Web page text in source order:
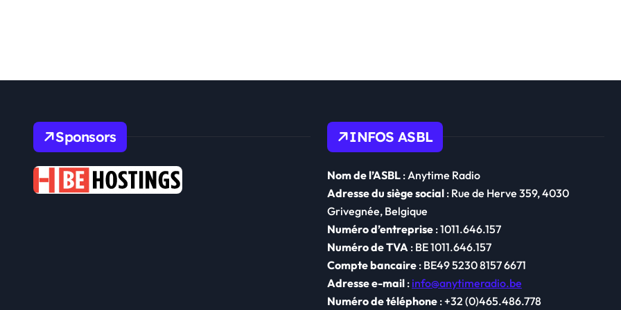
Sponsors INFOS ASBL
Nom de l’ASBL : Anytime Radio
Adresse du siège social : Rue de Herve 359, 4030
Grivegnée, Belgique
Numéro d’entreprise : 1011.646.157
Numéro de TVA : BE 1011.646.157
Compte bancaire : BE49 5230 8157 6671
Adresse e-mail : info@anytimeradio.be
Numéro de téléphone : +32 (0)465.486.778